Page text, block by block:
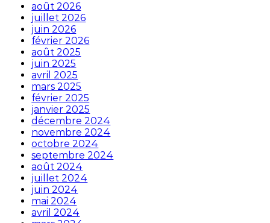
août 2026
juillet 2026
juin 2026
février 2026
août 2025
juin 2025
avril 2025
mars 2025
février 2025
janvier 2025
décembre 2024
novembre 2024
octobre 2024
septembre 2024
août 2024
juillet 2024
juin 2024
mai 2024
avril 2024